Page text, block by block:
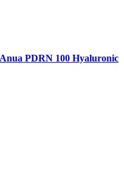
PDRN 100 Hyaluronic